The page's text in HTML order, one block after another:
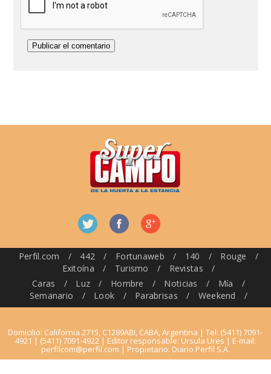
Perfil.com / 442 / Fortunaweb / 140 / Rouge
/
Exitoína
/ Turismo / Revistas
/
Caras
/ Luz / Hombre / Noticias / Mía
/
Semanario
/ Look / Parabrisas / Weekend /
Domicilio: California 2715, C1289ABI, CABA, Argentina | Tel: (5411) 7091-
4921 | (5411) 7091-4922 | Editor responsable: Ursula Ures | E-mail:
perfilcom@perfil.com | Propietario: Diario Perfil S.A.